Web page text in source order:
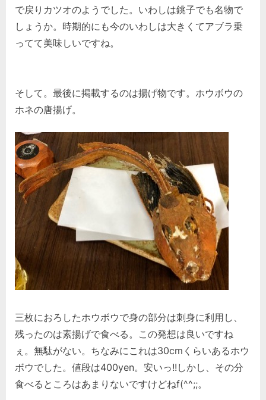
で戻りカツオのようでした。いわしは銚子でも名物で
しょうか。時期的にも今のいわしは大きくてアブラ乗
ってて美味しいですね。
そして。最後に掲載するのは揚げ物です。ホウボウの
ホネの唐揚げ。
三枚におろしたホウボウで身の部分は刺身に利用し、
残ったのは素揚げで食べる。この発想は良いですね
ぇ。無駄がない。ちなみにこれは30cmくらいあるホウ
ボウでした。値段は400yen。安いっ!!しかし、その分
食べるところはあまりないですけどねf(^^;;。